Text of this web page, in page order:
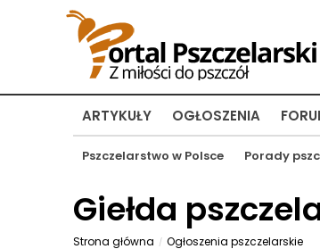
ARTYKUŁY
Pszczelarstwo w Polsce Porady
OGŁOSZENIA
Giełda
Strona główna Ogłoszenia pszczelarskie